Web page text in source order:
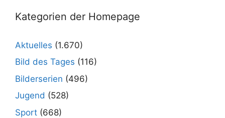
Kategorien der Homepage
Aktuelles (1.670)
Bild des Tages (116)
Bilderserien (496)
Jugend (528)
Sport (668)